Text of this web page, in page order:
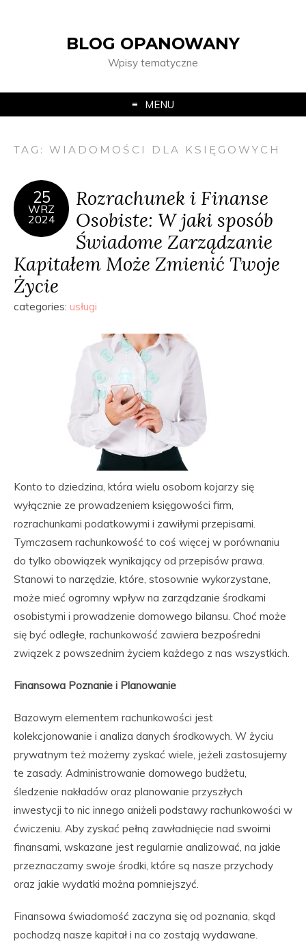
BLOG OPANOWANY
Wpisy tematyczne
MENU
TAG:WIADOMOŚCI DLA KSIĘGOWYCH
25
WRZ
2024
Rozrachunek i Finanse
Osobiste: W jaki sposób
Świadome Zarządzanie
Kapitałem Może Zmienić Twoje
Życie
categories: usługi
Konto to dziedzina, która wielu osobom kojarzy się
wyłącznie ze prowadzeniem księgowości firm,
rozrachunkami podatkowymi i zawiłymi przepisami.
Tymczasem rachunkowość to coś więcej w porównaniu
do tylko obowiązek wynikający od przepisów prawa.
Stanowi to narzędzie, które, stosownie wykorzystane,
może mieć ogromny wpływ na zarządzanie środkami
osobistymi i prowadzenie domowego bilansu. Choć może
się być odległe, rachunkowość zawiera bezpośredni
związek z powszednim życiem każdego z nas wszystkich.
Finansowa Poznanie i Planowanie
Bazowym elementem rachunkowości jest
kolekcjonowanie i analiza danych środkowych. W życiu
prywatnym też możemy zyskać wiele, jeżeli zastosujemy
te zasady. Administrowanie domowego budżetu,
śledzenie nakładów oraz planowanie przyszłych
inwestycji to nic innego aniżeli podstawy rachunkowości w
ćwiczeniu. Aby zyskać pełną zawładnięcie nad swoimi
finansami, wskazane jest regularnie analizować, na jakie
przeznaczamy swoje środki, które są nasze przychody
oraz jakie wydatki można pomniejszyć.
Finansowa świadomość zaczyna się od poznania, skąd
pochodzą nasze kapitał i na co zostają wydawane.